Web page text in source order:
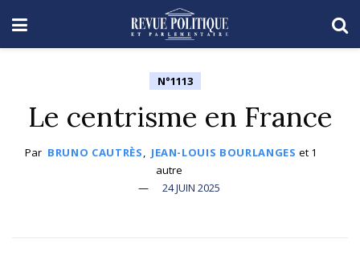
N°1113
Le centrisme en France
Par BRUNO CAUTRÈS, JEAN-LOUIS BOURLANGES et 1
autre
24 JUIN 2025